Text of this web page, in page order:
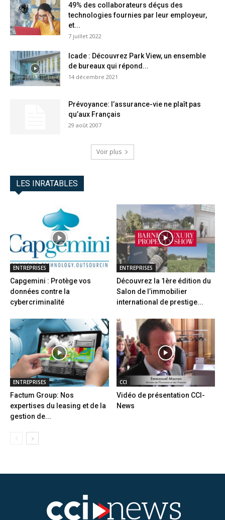
49% des collaborateurs déçus des
technologies fournies par leur employeur,
et...
7 juillet 2022
Icade : Découvrez Park View, un ensemble
de bureaux qui répond...
14 décembre 2021
Prévoyance: l’assurance-vie ne plaît pas
qu’aux Français
29 août 2007
Voir plus
LES INRATABLES
ENTREPRISES
Capgemini : Protège vos
données contre la
cybercriminalité
ENTREPRISES
Découvrez la 1ère édition du
Salon de l’immobilier
international de prestige...
ENTREPRISES
Factum Group: Nos
expertises du leasing et de la
gestion de...
CCI
Vidéo de présentation CCI-
News